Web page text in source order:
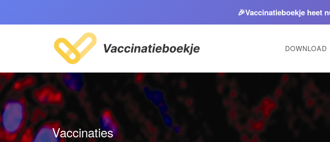
🎉Vaccinatieboekje heet
DOWNLOAD
Vaccinaties